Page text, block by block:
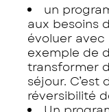
un
aux besoins
évoluer avec
exemple de
transformer
séjour.
réversibilité